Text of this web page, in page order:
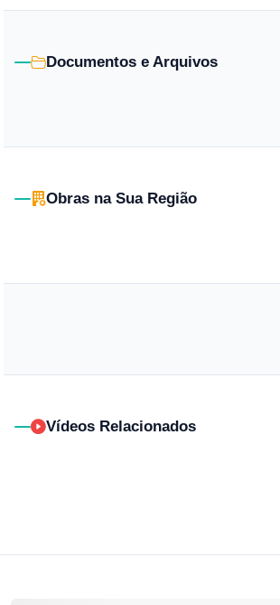
Documentos e Arquivos
Obras na Sua Região
Vídeos Relacionados